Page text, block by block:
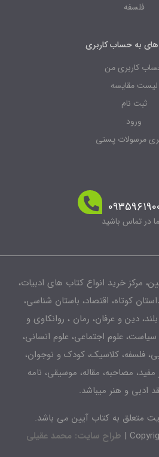
فلسفه
به حساب کاربری
کاربری من
لیست مقایسه
ثبت نام
ورود
مرسولات پستی
در تماس باشید
مرکز خرید انواع کتاب های ادبیات،
کوتاه، اقتصاد، باستان شناسی،
دین و عرفان، رمان ، روانکاوی و
علوم اجتماعی، علوم انسانی،
فلسفه، کلاسیک، کودک و نوجوان،
مصاحبه، مقاله، موسیقی، نامه
ادبی و هنر میباشد.
متعلق به کتاب آیین می باشد.
طراح سایت: محمد عقیلی